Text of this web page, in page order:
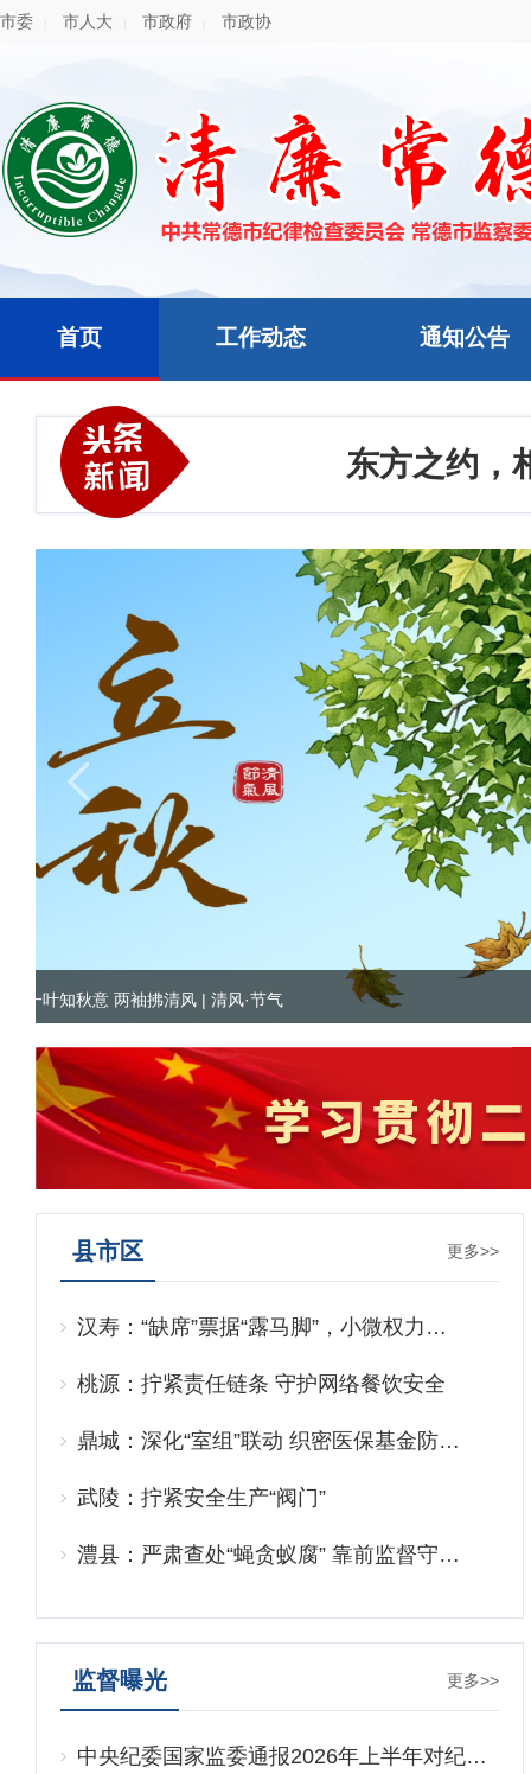
市委 市人大 市政府 市政协
首页 工作动态 通知公告
东方之约，
习近平出席2026世界人工智能大会暨人工智能全球治理高级别会
更多>>
县市区
汉寿：“缺席”票据“露马脚”，小微权力…
桃源：拧紧责任链条 守护网络餐饮安全
鼎城：深化“室组”联动 织密医保基金防…
武陵：拧紧安全生产“阀门”
澧县：严肃查处“蝇贪蚁腐” 靠前监督守…
更多>>
监督曝光
中央纪委国家监委通报2026年上半年​对纪…